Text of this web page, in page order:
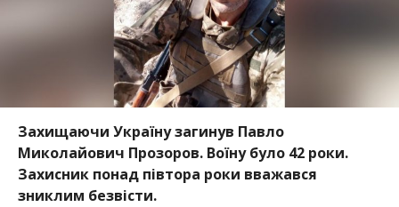
Захищаючи Україну загинув Павло
Миколайович Прозоров. Воїну було 42 роки.
Захисник понад півтора роки вважався
зниклим безвісти.